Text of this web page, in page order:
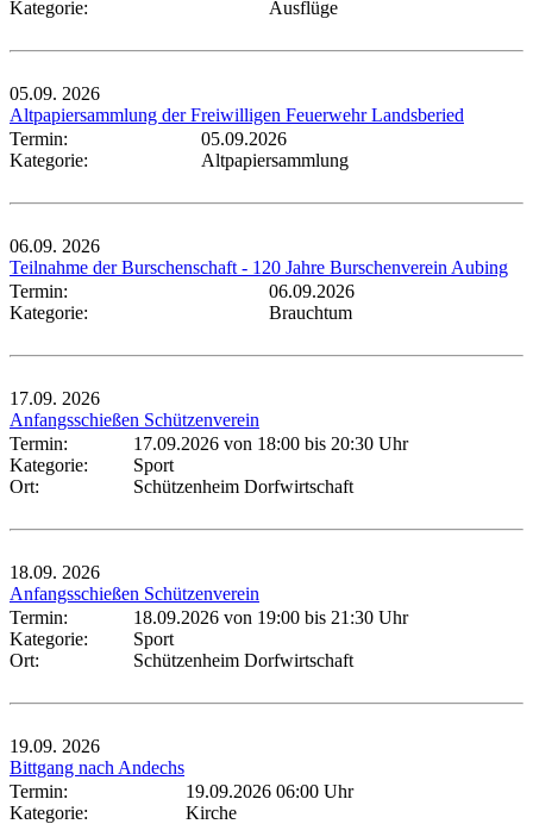
Kategorie: Ausflüge
05.09. 2026
Altpapiersammlung der Freiwilligen Feuerwehr Landsberied
Termin:
05.09.2026
Kategorie:
Altpapiersammlung
06.09. 2026
Teilnahme der Burschenschaft - 120 Jahre Burschenverein Aubing
Termin:
06.09.2026
Kategorie:
Brauchtum
17.09. 2026
Anfangsschießen Schützenverein
Termin:
17.09.2026 von 18:00 bis 20:30 Uhr
Kategorie:
Sport
Ort:
Schützenheim Dorfwirtschaft
18.09. 2026
Anfangsschießen Schützenverein
Termin:
18.09.2026 von 19:00 bis 21:30 Uhr
Kategorie:
Sport
Ort:
Schützenheim Dorfwirtschaft
19.09. 2026
Bittgang nach Andechs
Termin:
19.09.2026 06:00 Uhr
Kategorie:
Kirche